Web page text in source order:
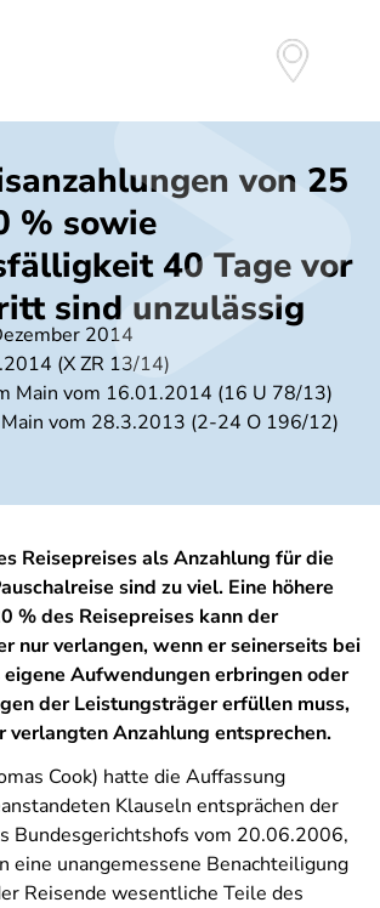
von 25
% sowie
40 Tage vor
sind unzulässig
2014
(X ZR 13/14)
Main vom 16.01.2014 (16 U 78/13)
Main vom 28.3.2013 (2-24 O 196/12)
Reisepreises als Anzahlung für die
sind zu viel. Eine höhere
% des Reisepreises kann der
nur verlangen, wenn er seinerseits bei
Aufwendungen erbringen oder
der Leistungsträger erfüllen muss,
verlangten Anzahlung entsprechen.
Cook) hatte die Auffassung
Klauseln entsprächen der
Bundesgerichtshofs vom 20.06.2006,
eine unangemessene Benachteiligung
Reisende wesentliche Teile des